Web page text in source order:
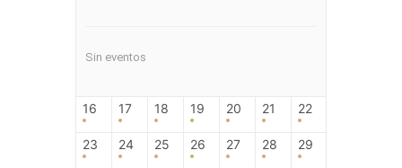
Sin eventos
16 17 18 19 20 21 22
23 24 25 26 27 28 29